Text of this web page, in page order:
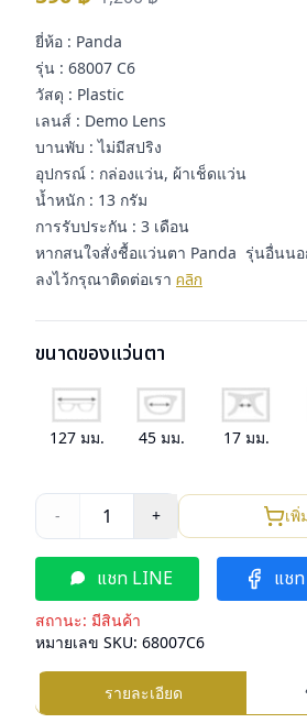
ยี่ห้อ : Panda
รุ่น : 68007 C6
วัสดุ : Plastic
เลนส์ : Demo Lens
บานพับ : ไม่มีสปริง
อุปกรณ์ : กล่องแว่น, ผ้าเช็ดแว่น
น้ำหนัก : 13 กรัม
การรับประกัน : 3 เดือน
หากสนใจสั่งชื้อแว่นตา Panda รุ่นอื่นนอ
ลงไว้กรุณาติดต่อเรา คลิก
ขนาดของแว่นตา
127 มม. 45 มม. 17มม.
- 1 + เพิ่
แชท LINE แช
สถานะ: มีสินค้า
หมายเลข SKU: 68007C6
รายละเอียด